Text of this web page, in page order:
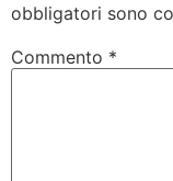
obbligatori sono
Commento *